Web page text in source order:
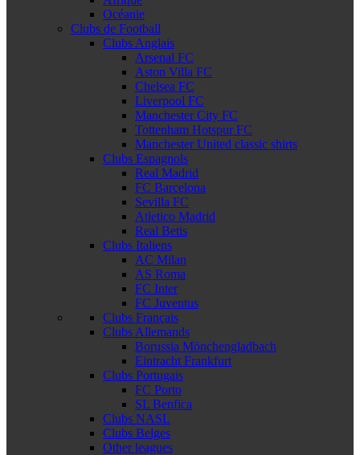
Océanie
Clubs de Football
Clubs Anglais
Arsenal FC
Aston Villa FC
Chelsea FC
Liverpool FC
Manchester City FC
Tottenham Hotspur FC
Manchester United classic shirts
Clubs Espagnols
Real Madrid
FC Barcelona
Sevilla FC
Atletico Madrid
Real Betis
Clubs Italiens
AC Milan
AS Roma
FC Inter
FC Juventus
Clubs Français
Clubs Allemands
Borussia Mönchengladbach
Eintracht Frankfurt
Clubs Portugais
FC Porto
SL Benfica
Clubs NASL
Clubs Belges
Other leagues